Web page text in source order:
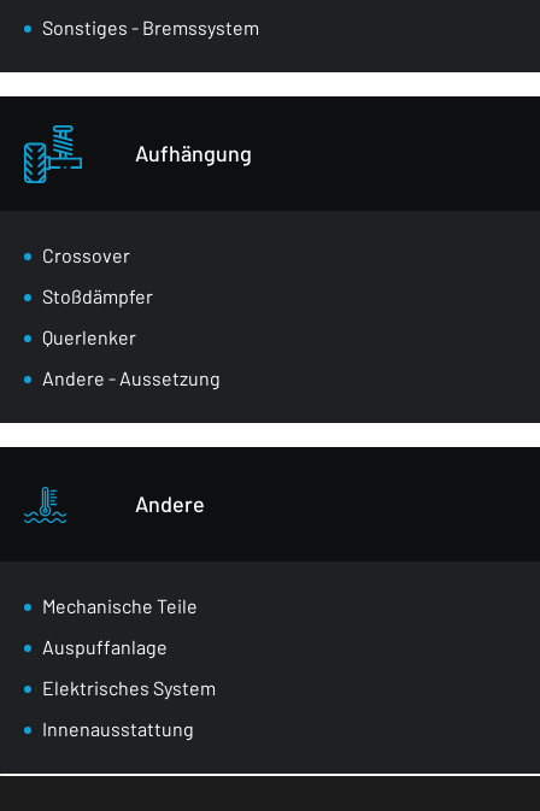
Sonstiges - Bremssystem
Aufhängung
Crossover
Stoßdämpfer
Querlenker
Andere - Aussetzung
Andere
Mechanische Teile
Auspuffanlage
Elektrisches System
Innenausstattung